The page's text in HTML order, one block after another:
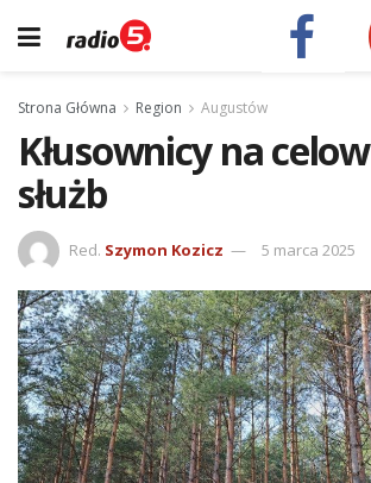
Strona Główna Region Augustów
Kłusownicy na
służb
Red. Szymon Kozicz 5 marca 2025